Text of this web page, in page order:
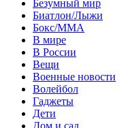
Безумный мир
Биатлон/Лыжи
Бокс/MMA
В мире
В России
Вещи
Военные новости
Волейбол
Гаджеты
Дети
Дом и сад